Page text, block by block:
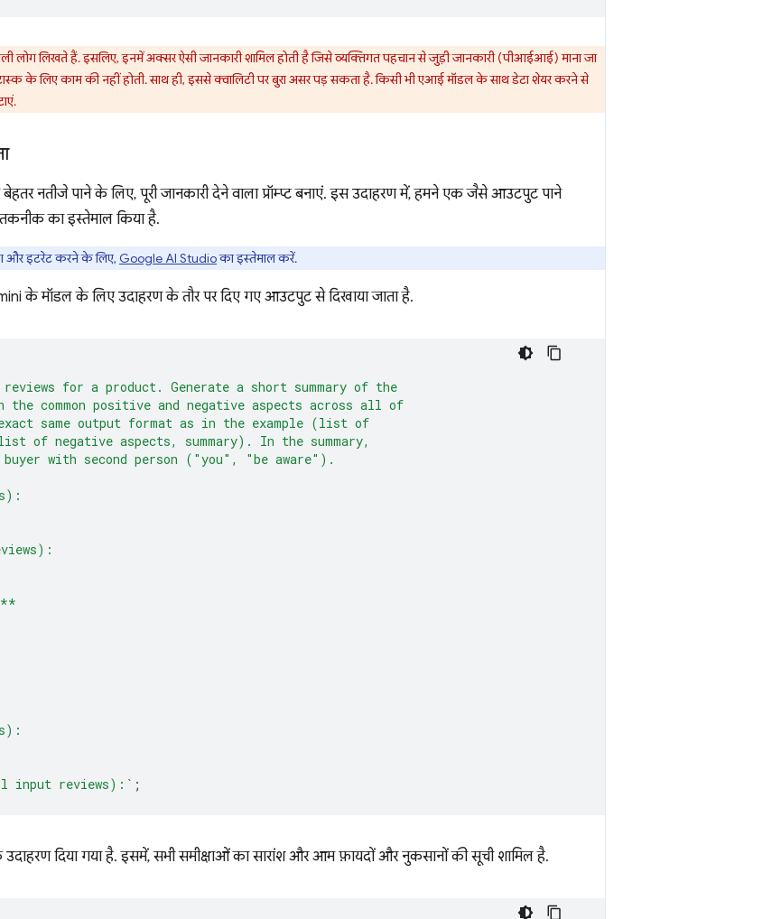
लोग लिखते हैं. इसलिए, इनमें अक्सर ऐसी जानकारी शामिल होती है जिसे व्यक्तिगत पहचान से जुड़ी जानकारी (पीआईआई) माना जा
के लिए काम की नहीं होती. साथ ही, इससे क्वालिटी पर बुरा असर पड़ सकता है. किसी भी एआई मॉडल के साथ डेटा शेयर करने से
नतीजे पाने के लिए, पूरी जानकारी देने वाला प्रॉम्प्ट बनाएं. इस उदाहरण में, हमने एक जैसे आउटपुट पाने
का इस्तेमाल किया है.
और इटरेट करने के लिए, Google AI Studioका इस्तेमाल करें.
के मॉडल के लिए उदाहरण के तौर पर दिए गए आउटपुट से दिखाया जाता है.
for a product. Generate a short summary of the
the common positive and negative aspects across all of
same output format as in the example (list of
of negative aspects, summary). In the summary,
with second person ("you", "be aware").
input reviews):` ;
उदाहरण दिया गया है. इसमें, सभी समीक्षाओं का सारांश और आम फ़ायदों और नुकसानों की सूची शामिल है.